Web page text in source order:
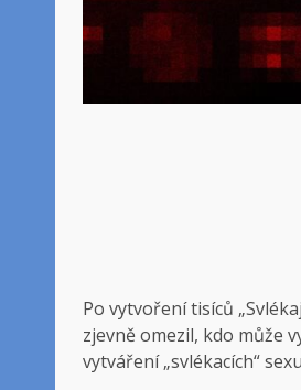
Po vytvoření tisíců
zjevně omezil, kdo může
vytváření „svlékacích“